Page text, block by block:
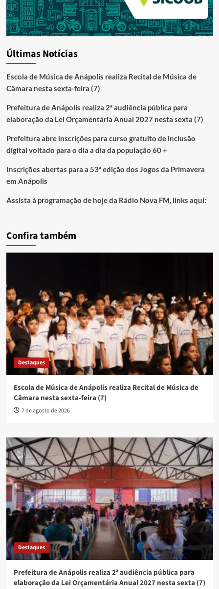
Últimas Notícias
Escola de Música de Anápolis realiza Recital de Música de
Câmara nesta sexta-feira (7)
Prefeitura de Anápolis realiza 2ª audiência pública para
elaboração da Lei Orçamentária Anual 2027 nesta sexta (7)
Prefeitura abre inscrições para curso gratuito de inclusão
digital voltado para o dia a dia da população 60 +
Inscrições abertas para a 53ª edição dos Jogos da Primavera
em Anápolis
Assista à programação de hoje da Rádio Nova FM, links aqui:
Confira também
Destaques
Escola de Música de Anápolis realiza Recital de Música de
Câmara nesta sexta-feira (7)
7 de agosto de 2026
Destaques
Prefeitura de Anápolis realiza 2ª audiência pública para
elaboração da Lei Orçamentária Anual 2027 nesta sexta (7)